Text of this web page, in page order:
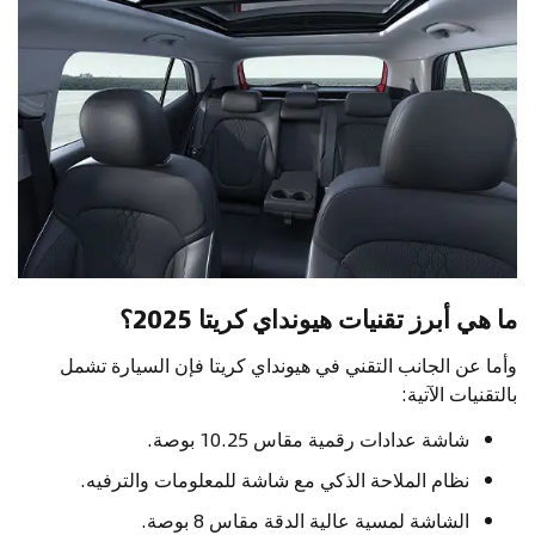
ما هي أبرز تقنيات هيونداي كريتا 2025؟
وأما عن الجانب التقني في هيونداي كريتا فإن السيارة تشمل
بالتقنيات الآتية:
شاشة عدادات رقمية مقاس 10.25 بوصة.
نظام الملاحة الذكي مع شاشة للمعلومات والترفيه.
الشاشة لمسية عالية الدقة مقاس 8 بوصة.